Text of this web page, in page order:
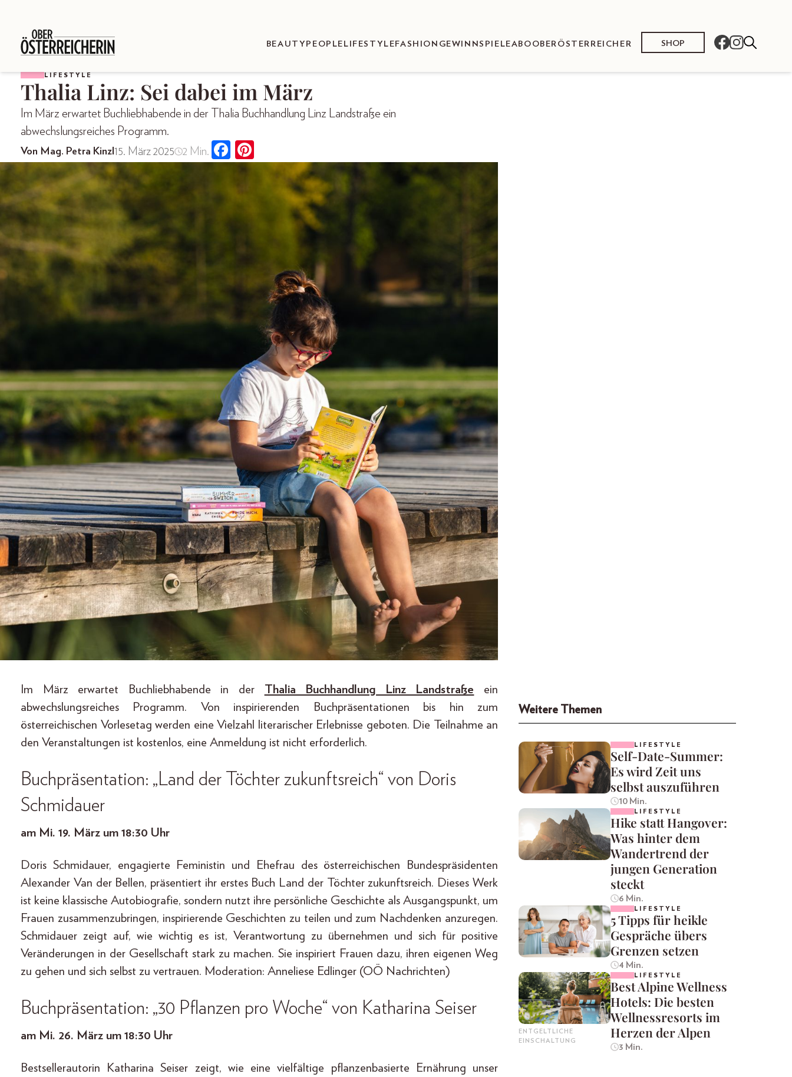
BEAUTY PEOPLE LIFESTYLEFASHION GEWINNSPIELEABO OBERÖSTERREICHER SHOP
LIFESTYLE
Thalia Linz: Sei dabei im März
Im März erwartet Buchliebhabende in der Thalia Buchhandlung Linz Landstraße ein
abwechslungsreiches Programm.
Von Mag. Petra Kinzl 15. März 2025 2 Min.
Im März erwartet Buchliebhabende in der Thalia Buchhandlung Linz Landstraße ein
abwechslungsreiches Programm. Von inspirierenden Buchpräsentationen bis hin zum
österreichischen Vorlesetag werden eine Vielzahl literarischer Erlebnisse geboten. Die Teilnahme an
den Veranstaltungen ist kostenlos, eine Anmeldung ist nicht erforderlich.
Buchpräsentation: „Land der Töchter zukunftsreich“ von Doris
Schmidauer
am Mi. 19. März um 18:30 Uhr
Doris Schmidauer, engagierte Feministin und Ehefrau des österreichischen Bundespräsidenten
Alexander Van der Bellen, präsentiert ihr erstes Buch Land der Töchter zukunftsreich. Dieses Werk
ist keine klassische Autobiografie, sondern nutzt ihre persönliche Geschichte als Ausgangspunkt, um
Frauen zusammenzubringen, inspirierende Geschichten zu teilen und zum Nachdenken anzuregen.
Schmidauer zeigt auf, wie wichtig es ist, Verantwortung zu übernehmen und sich für positive
Veränderungen in der Gesellschaft stark zu machen. Sie inspiriert Frauen dazu, ihren eigenen Weg
zu gehen und sich selbst zu vertrauen. Moderation: Anneliese Edlinger (OÖ Nachrichten)
Buchpräsentation: „30 Pflanzen pro Woche“ von Katharina Seiser
am Mi. 26. März um 18:30 Uhr
Bestsellerautorin Katharina Seiser zeigt, wie eine vielfältige pflanzenbasierte Ernährung unser
Weitere Themen
LIFESTYLE
Self-Date-Summer:
Es wird Zeit uns
selbst auszuführen
10 Min.
LIFESTYLE
Hike statt Hangover:
Was hinter dem
Wandertrend der
jungen Generation
steckt
6 Min.
LIFESTYLE
5 Tipps für heikle
Gespräche übers
Grenzen setzen
4 Min.
ENTGELTLICHE
EINSCHALTUNG
LIFESTYLE
Best Alpine Wellness
Hotels: Die besten
Wellnessresorts im
Herzen der Alpen
3 Min.